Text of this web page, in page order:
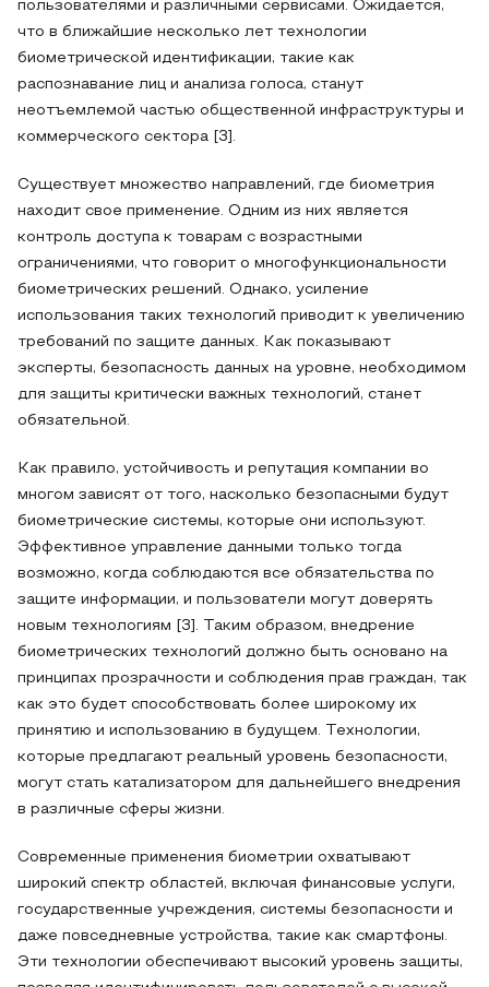
пользователями и различными сервисами. Ожидается,
что в ближайшие несколько лет технологии
биометрической идентификации, такие как
распознавание лиц и анализа голоса, станут
неотъемлемой частью общественной инфраструктуры и
коммерческого сектора [3].
Существует множество направлений, где биометрия
находит свое применение. Одним из них является
контроль доступа к товарам с возрастными
ограничениями, что говорит о многофункциональности
биометрических решений. Однако, усиление
использования таких технологий приводит к увеличению
требований по защите данных. Как показывают
эксперты, безопасность данных на уровне, необходимом
для защиты критически важных технологий, станет
обязательной.
Как правило, устойчивость и репутация компании во
многом зависят от того, насколько безопасными будут
биометрические системы, которые они используют.
Эффективное управление данными только тогда
возможно, когда соблюдаются все обязательства по
защите информации, и пользователи могут доверять
новым технологиям [3]. Таким образом, внедрение
биометрических технологий должно быть основано на
принципах прозрачности и соблюдения прав граждан, так
как это будет способствовать более широкому их
принятию и использованию в будущем. Технологии,
которые предлагают реальный уровень безопасности,
могут стать катализатором для дальнейшего внедрения
в различные сферы жизни.
Современные применения биометрии охватывают
широкий спектр областей, включая финансовые услуги,
государственные учреждения, системы безопасности и
даже повседневные устройства, такие как смартфоны.
Эти технологии обеспечивают высокий уровень защиты,